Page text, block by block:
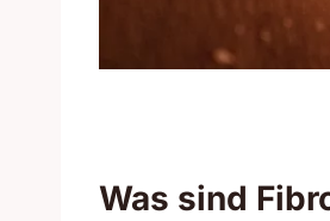
Was sind